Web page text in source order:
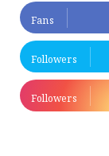
Fans
Followers
Followers